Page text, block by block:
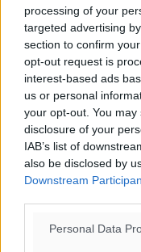
processing of your
targeted advertising
section to confirm
opt-out request is
interest-based ads
us or personal
your opt-out. You
disclosure of your
IAB’s list of
also be disclosed by
Downstream
Personal Data
#Ρόδος
Δείτε περισσότερα
Add
Στο